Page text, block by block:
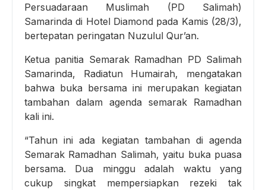
Persuadaraan Muslimah (PD Salimah)
Samarinda di Hotel Diamond pada Kamis (28/3),
bertepatan peringatan Nuzulul Qur’an.
Ketua panitia Semarak Ramadhan PD Salimah
Samarinda, Radiatun Humairah, mengatakan
bahwa buka bersama ini merupakan kegiatan
tambahan dalam agenda semarak Ramadhan
kali ini.
“Tahun ini ada kegiatan tambahan di agenda
Semarak Ramadhan Salimah, yaitu buka puasa
bersama. Dua minggu adalah waktu yang
cukup singkat mempersiapkan rezeki tak